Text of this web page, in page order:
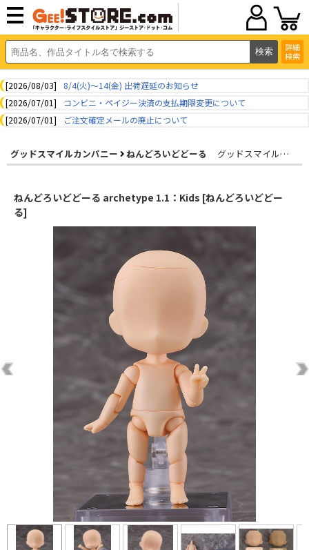
詳細
検索
[2026/08/03]
8/4(火)～14(金) 出荷遅延のお知らせ
[2026/07/01]
コンビニ・ペイジー決済の支払期限変更について
[2026/07/01]
ご注文確定メールの廃止について
グッドスマイルカンパニー ねんどろいどどーる グッドスマイルカンパニー
ねんどろいどどーる archetype 1.1：Kids [ねんどろいどどー
る]